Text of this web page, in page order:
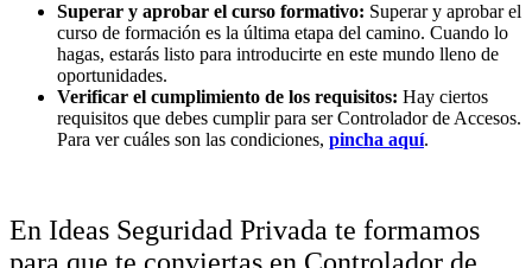
Superar y aprobar el curso formativo: Superar y aprobar el
curso de formación es la última etapa del camino. Cuando lo
hagas, estarás listo para introducirte en este mundo lleno de
oportunidades.
Verificar el cumplimiento de los requisitos: Hay ciertos
requisitos que debes cumplir para ser Controlador de Accesos.
Para ver cuáles son las condiciones, pincha aquí.
En Ideas Seguridad Privada te formamos